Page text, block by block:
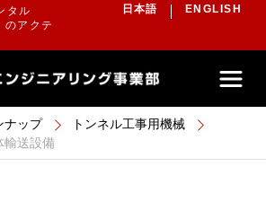
タル
のアクテ
日本語 ENGLISH
ナップ
トンネル工事用機械
輸送設備